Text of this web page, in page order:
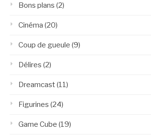
Bons plans (2)
Cinéma (20)
Coup de gueule (9)
Délires (2)
Dreamcast(11)
Figurines (24)
Game Cube (19)